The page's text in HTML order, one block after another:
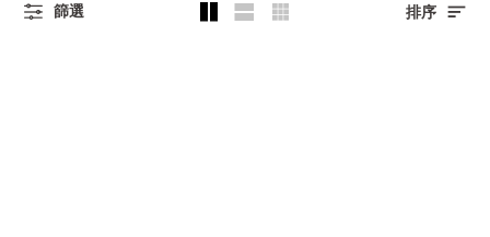
篩選 排序